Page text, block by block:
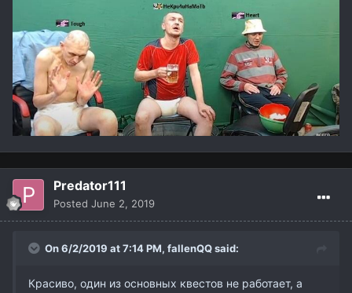
Predator111
Posted June 2, 2019
On 6/2/2019 at 7:14 PM, fallenQQsaid:
Красиво, один из основных квестов не работает, а